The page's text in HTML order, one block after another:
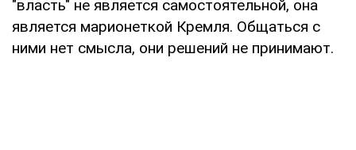
"власть" не является самостоятельной, она
является марионеткой Кремля. Общаться с
ними нет смысла, они решений не принимают.